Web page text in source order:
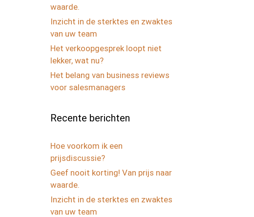
waarde.
Inzicht in de sterktes en zwaktes
van uw team
Het verkoopgesprek loopt niet
lekker, wat nu?
Het belang van business reviews
voor salesmanagers
Recente berichten
Hoe voorkom ik een
prijsdiscussie?
Geef nooit korting! Van prijs naar
waarde.
Inzicht in de sterktes en zwaktes
van uw team